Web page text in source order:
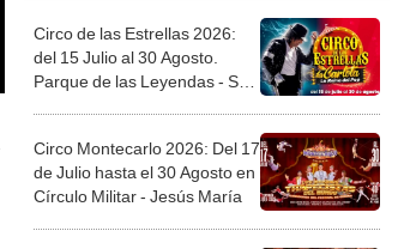
Circo de las Estrellas 2026:
del 15 Julio al 30 Agosto.
Parque de las Leyendas - San
Circo Montecarlo 2026: Del 17
de Julio hasta el 30 Agosto en
Círculo Militar - Jesús María